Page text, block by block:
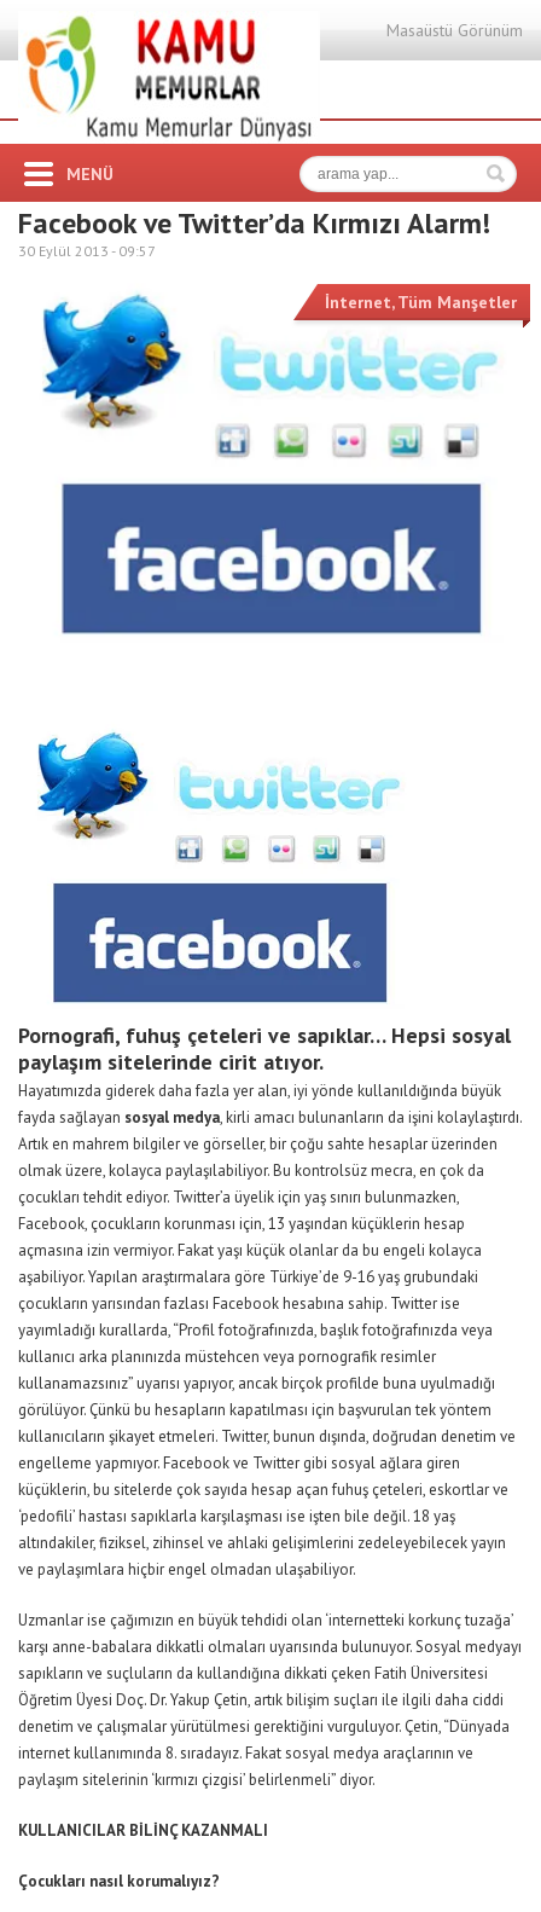
Masaüstü Görünüm
MENÜ
Facebook ve Twitter’da Kırmızı Alarm!
30 Eylül 2013 - 09:57
İnternet,Tüm Manşetler
Pornografi, fuhuş çeteleri ve sapıklar… Hepsi sosyal
paylaşım sitelerinde cirit atıyor.
Hayatımızda giderek daha fazla yer alan, iyi yönde kullanıldığında büyük
fayda sağlayan sosyal medya, kirli amacı bulunanların da işini kolaylaştırdı.
Artık en mahrem bilgiler ve görseller, bir çoğu sahte hesaplar üzerinden
olmak üzere, kolayca paylaşılabiliyor. Bu kontrolsüz mecra, en çok da
çocukları tehdit ediyor. Twitter’a üyelik için yaş sınırı bulunmazken,
Facebook, çocukların korunması için, 13 yaşından küçüklerin hesap
açmasına izin vermiyor. Fakat yaşı küçük olanlar da bu engeli kolayca
aşabiliyor. Yapılan araştırmalara göre Türkiye’de 9-16 yaş grubundaki
çocukların yarısından fazlası Facebook hesabına sahip. Twitter ise
yayımladığı kurallarda, “Profil fotoğrafınızda, başlık fotoğrafınızda veya
kullanıcı arka planınızda müstehcen veya pornografik resimler
kullanamazsınız” uyarısı yapıyor, ancak birçok profilde buna uyulmadığı
görülüyor. Çünkü bu hesapların kapatılması için başvurulan tek yöntem
kullanıcıların şikayet etmeleri. Twitter, bunun dışında, doğrudan denetim ve
engelleme yapmıyor. Facebook ve Twitter gibi sosyal ağlara giren
küçüklerin, bu sitelerde çok sayıda hesap açan fuhuş çeteleri, eskortlar ve
‘pedofili’ hastası sapıklarla karşılaşması ise işten bile değil. 18 yaş
altındakiler, fiziksel, zihinsel ve ahlaki gelişimlerini zedeleyebilecek yayın
ve paylaşımlara hiçbir engel olmadan ulaşabiliyor.
Uzmanlar ise çağımızın en büyük tehdidi olan ‘internetteki korkunç tuzağa’
karşı anne-babalara dikkatli olmaları uyarısında bulunuyor. Sosyal medyayı
sapıkların ve suçluların da kullandığına dikkati çeken Fatih Üniversitesi
Öğretim Üyesi Doç. Dr. Yakup Çetin, artık bilişim suçları ile ilgili daha ciddi
denetim ve çalışmalar yürütülmesi gerektiğini vurguluyor. Çetin, “Dünyada
internet kullanımında 8. sıradayız. Fakat sosyal medya araçlarının ve
paylaşım sitelerinin ‘kırmızı çizgisi’ belirlenmeli” diyor.
KULLANICILAR BİLİNÇ KAZANMALI
Çocukları nasıl korumalıyız?